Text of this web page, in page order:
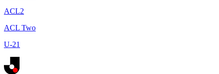
ACL2
ACL Two
U-21